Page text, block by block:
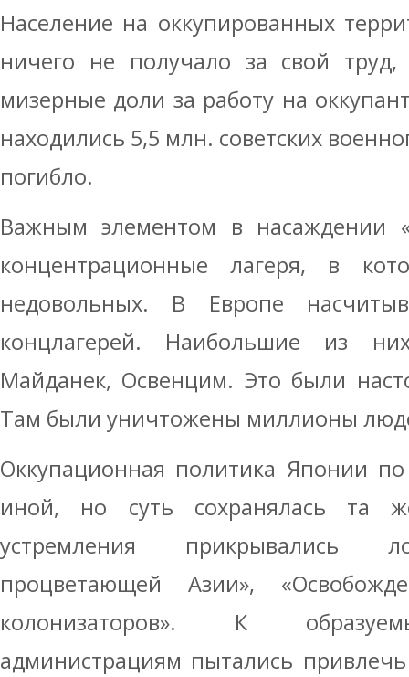
Население на оккупированных
ничего не получало за свой
мизерные доли за работу на
находились 5,5 млн. советских
погибло.
Важным элементом в насаждении
концентрационные лагеря, в
недовольных. В Европе
концлагерей. Наибольшие из
Майданек, Освенцим. Это были
Там были уничтожены миллионы
Оккупационная политика Японии
иной, но суть сохранялась та
устремления прикрывались
процветающей Азии»,
колонизаторов». К
администрациям пытались